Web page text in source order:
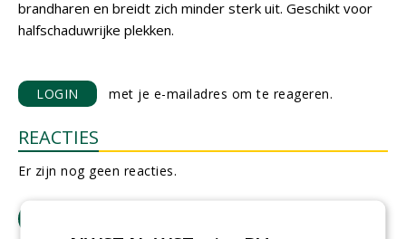
brandharen en breidt zich minder sterk uit. Geschikt voor
halfschaduwrijke plekken.
LOGIN met je e-mailadres om te reageren.
REACTIES
Er zijn nog geen reacties.